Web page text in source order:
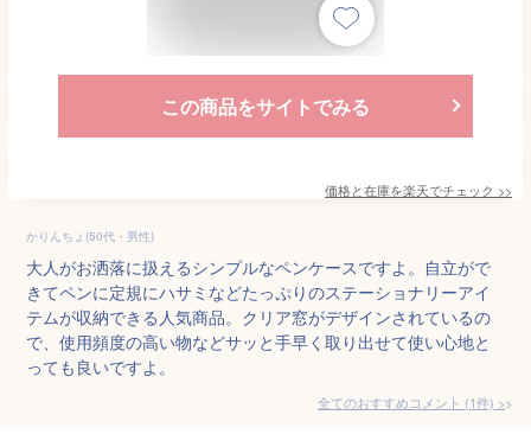
この商品をサイトでみる
価格と在庫を楽天でチェック >>
かりんちょ(50代・男性)
大人がお洒落に扱えるシンプルなペンケースですよ。自立がで
きてペンに定規にハサミなどたっぷりのステーショナリーアイ
テムが収納できる人気商品。クリア窓がデザインされているの
で、使用頻度の高い物などサッと手早く取り出せて使い心地と
っても良いですよ。
全てのおすすめコメント (1件) >